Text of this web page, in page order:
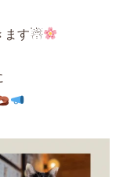
ます☃